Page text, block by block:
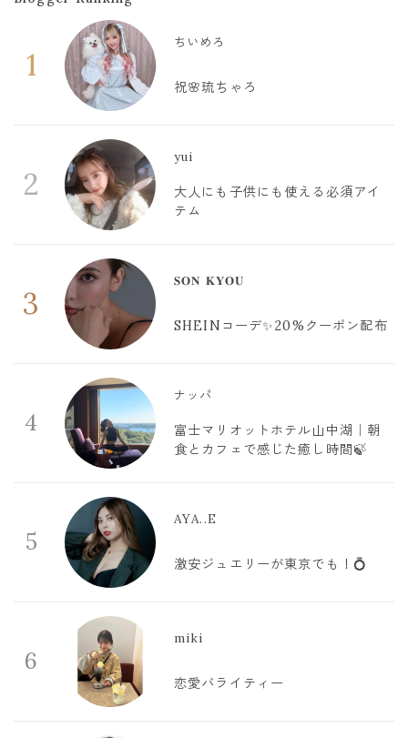
1
ちいめろ
祝🌸琉ちゃろ
2
yui
大人にも子供にも使える必須アイ
テム
3
𝐒𝐎𝐍 𝐊𝐘𝐎𝐔
SHEINコーデ✨20%クーポン配布
4
ナッパ
富士マリオットホテル山中湖｜朝
食とカフェで感じた癒し時間🍃
5
AYA..E
激安ジュエリーが東京でも！💍
6
miki
恋愛バライティー